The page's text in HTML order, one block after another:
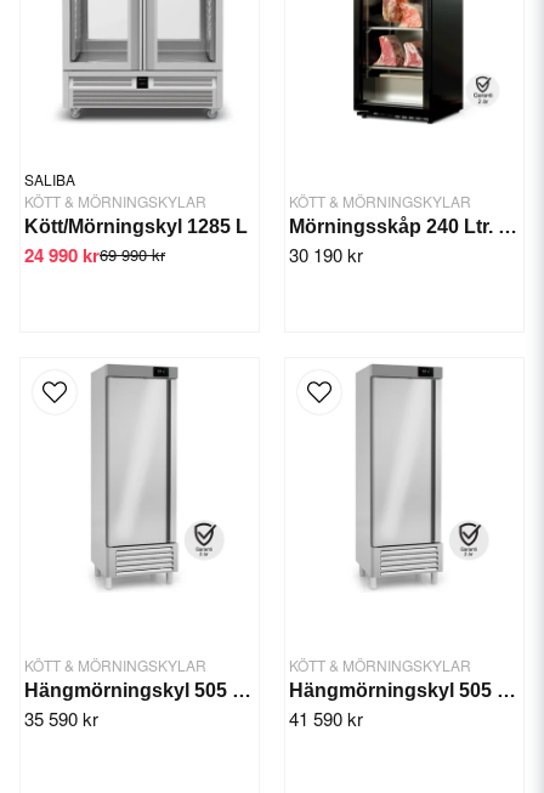
SALIBA
KÖTT & MÖRNINGSKYLAR
Kött/Mörningskyl 1285 L
69 990 kr
24 990 kr
KÖTT & MÖRNINGSKYLAR
Mörningsskåp 240 Ltr. (55 kg)
30 190 kr
KÖTT & MÖRNINGSKYLAR
Hängmörningskyl 505 L. 4/+16°C 490W
35 590 kr
KÖTT & MÖRNINGSKYLAR
Hängmörningskyl 505 L. 4/+30°C 490W
41 590 kr